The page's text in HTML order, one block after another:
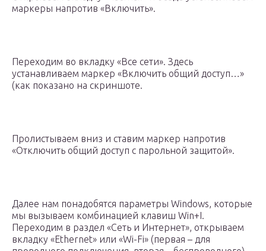
маркеры напротив «Включить».
Переходим во вкладку «Все сети». Здесь
устанавливаем маркер «Включить общий доступ…»
(как показано на скриншоте.
Пролистываем вниз и ставим маркер напротив
«Отключить общий доступ с парольной защитой».
Далее нам понадобятся параметры Windows, которые
мы вызываем комбинацией клавиш Win+I.
Переходим в раздел «Сеть и Интернет», открываем
вкладку «Ethernet» или «Wi-Fi» (первая – для